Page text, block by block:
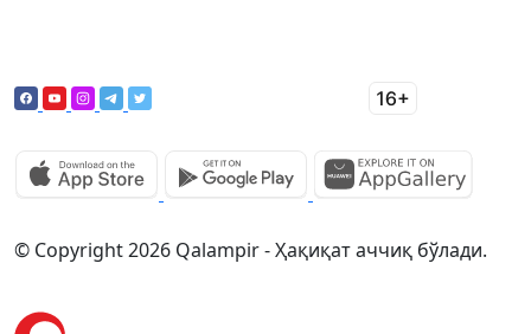
© Copyright 2026 Qalampir - Ҳақиқат аччиқ бўлади.